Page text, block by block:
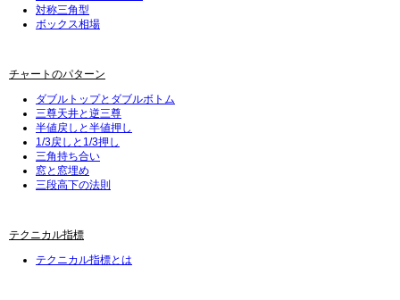
対称三角型
ボックス相場
チャートのパターン
ダブルトップとダブルボトム
三尊天井と逆三尊
半値戻しと半値押し
1/3戻しと1/3押し
三角持ち合い
窓と窓埋め
三段高下の法則
テクニカル指標
テクニカル指標とは